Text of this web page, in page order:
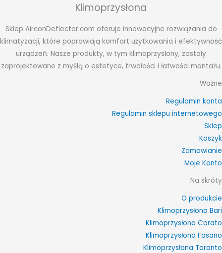
Klimoprzysłona
Sklep AirconDeflector.com oferuje innowacyjne rozwiązania do
klimatyzacji, które poprawiają komfort użytkowania i efektywność
urządzeń. Nasze produkty, w tym klimoprzysłony, zostały
zaprojektowane z myślą o estetyce, trwałości i łatwości montażu.
Ważne
Regulamin konta
Regulamin sklepu internetowego
Sklep
Koszyk
Zamawianie
Moje Konto
Na skróty
O produkcie
Klimoprzysłona Bari
Klimoprzysłona Corato
Klimoprzysłona Fasano
Klimoprzysłona Taranto